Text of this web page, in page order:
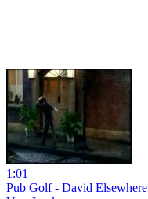
1:01
Pub Golf - David Elsewhere